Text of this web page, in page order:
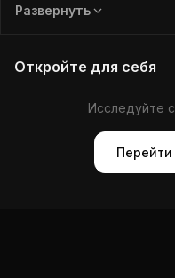
получить резидентскую
Развернуть
Откройте для себя
Исследуйте